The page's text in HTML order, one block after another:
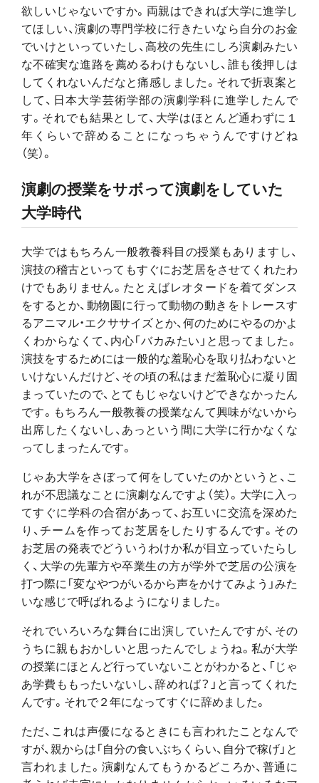
欲しいじゃないですか。両親はできれば大学に進学し
てほしい、演劇の専門学校に行きたいなら自分のお金
でいけといっていたし、高校の先生にしろ演劇みたい
な不確実な進路を薦めるわけもないし、誰も後押しは
してくれないんだなと痛感しました。それで折衷案と
して、日本大学芸術学部の演劇学科に進学したんで
す。それでも結果として、大学はほとんど通わずに１
年くらいで辞めることになっちゃうんですけどね
（笑）。
演劇の授業をサボって演劇をしていた
大学時代
大学ではもちろん一般教養科目の授業もありますし、
演技の稽古といってもすぐにお芝居をさせてくれたわ
けでもありません。たとえばレオタードを着てダンス
をするとか、動物園に行って動物の動きをトレースす
るアニマル・エクササイズとか、何のためにやるのかよ
くわからなくて、内心「バカみたい」と思ってました。
演技をするためには一般的な羞恥心を取り払わないと
いけないんだけど、その頃の私はまだ羞恥心に凝り固
まっていたので、とてもじゃないけどできなかったん
です。もちろん一般教養の授業なんて興味がないから
出席したくないし、あっという間に大学に行かなくな
ってしまったんです。
じゃあ大学をさぼって何をしていたのかというと、こ
れが不思議なことに演劇なんですよ（笑）。大学に入っ
てすぐに学科の合宿があって、お互いに交流を深めた
り、チームを作ってお芝居をしたりするんです。その
お芝居の発表でどういうわけか私が目立っていたらし
く、大学の先輩方や卒業生の方が学外で芝居の公演を
打つ際に「変なやつがいるから声をかけてみよう」みた
いな感じで呼ばれるようになりました。
それでいろいろな舞台に出演していたんですが、その
うちに親もおかしいと思ったんでしょうね。私が大学
の授業にほとんど行っていないことがわかると、「じゃ
あ学費ももったいないし、辞めれば？」と言ってくれた
んです。それで２年になってすぐに辞めました。
ただ、これは声優になるときにも言われたことなんで
すが、親からは「自分の食いぶちくらい、自分で稼げ」と
言われました。演劇なんてもうかるどころか、普通に